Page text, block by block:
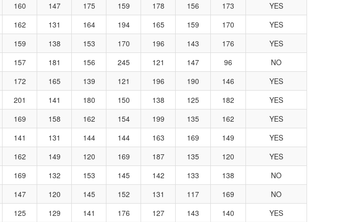
160 147 175 159 178 156 173
YES
162 131 164 194 165 159 170
YES
159 138 153 170 196 143 176
YES
157 181 156 245 121 147 96
NO
172 165 139 121 196 190 146
YES
201 141 180 150 138 125 182
YES
169 158 162 154 199 135 162
YES
141 131 144 144 163 169 149
YES
162 149 120 169 187 135 120
YES
169 132 153 145 142 133 138
NO
147 120 145 152 131 117 169
NO
125 129 141 176 127 143 140
YES